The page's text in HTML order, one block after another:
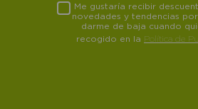
Me gustaría recibir
novedades y tendencias
darme de baja cuando
recogido en la Política de